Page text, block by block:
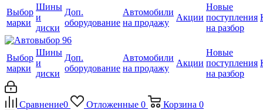
Выбор
марки
Шины
и
диски
Доп.
оборудование
Автомобили
на продажу
Акции
Новые
поступления
на разбор
Выбор
марки
Шины
и
диски
Доп.
оборудование
Автомобили
на продажу
Акции
Новые
поступления
на разбор
Сравнение0 Отложенные 0 Корзина 0